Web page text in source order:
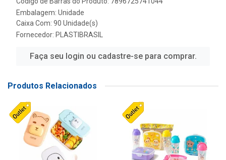
Embalagem: Unidade
Caixa Com: 90 Unidade(s)
Fornecedor: PLASTIBRASIL
Faça seu login ou cadastre-se para comprar.
Produtos Relacionados